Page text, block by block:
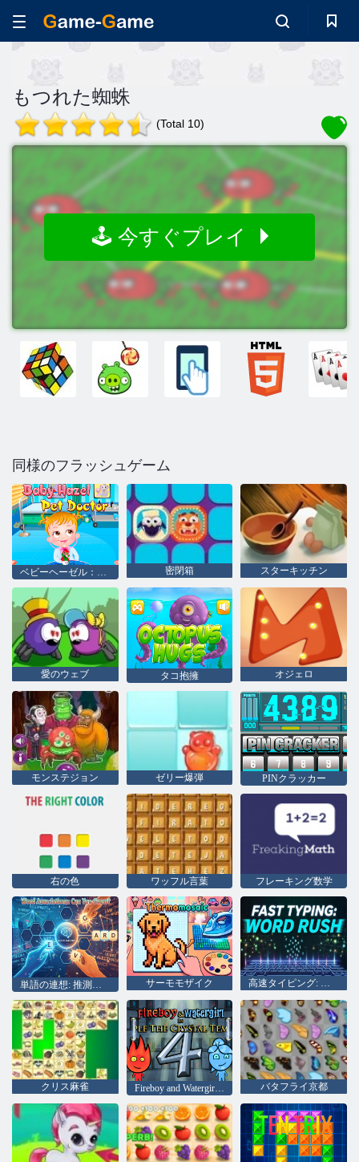
もつれた蜘蛛
(Total 10)
🕹️ 今すぐプレイ
同様のフラッシュゲーム
ベビーヘーゼル：獣医 密閉箱 スターキッチン
愛のウェブ タコ抱擁 オジェロ
モンステジョン ゼリー爆弾 PINクラッカー
右の色 ワッフル言葉 フレーキング数学
サーモモザイク 高速タイピング: ワードラッシュ
クリス麻雀 Fireboy and Watergirl 4：クリスタル寺院 バタフライ京都